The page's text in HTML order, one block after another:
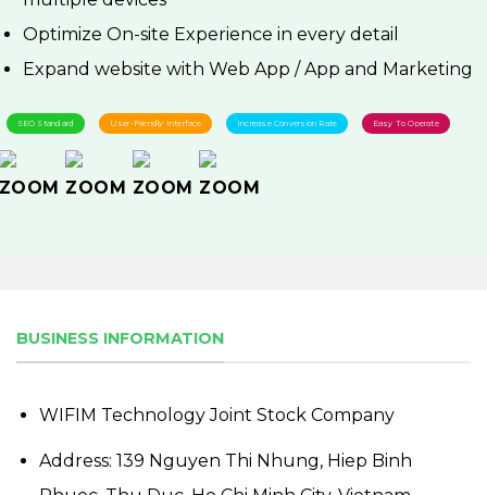
Optimize On-site Experience in every detail
Expand website with Web App / App and Marketing
SEO Standard User-Friendly Interface Increase Conversion Rate Easy To Operate
BUSINESS INFORMATION
WIFIM Technology Joint Stock Company
Address: 139 Nguyen Thi Nhung, Hiep Binh